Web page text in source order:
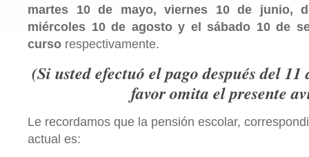
martes 10 de mayo, viernes 10 de junio,
miércoles 10 de agosto y el sábado 10 de
curso respectivamente.
(Si usted efectuó el pago después del
favor omita el presente
Le recordamos que la pensión escolar,
actual es: